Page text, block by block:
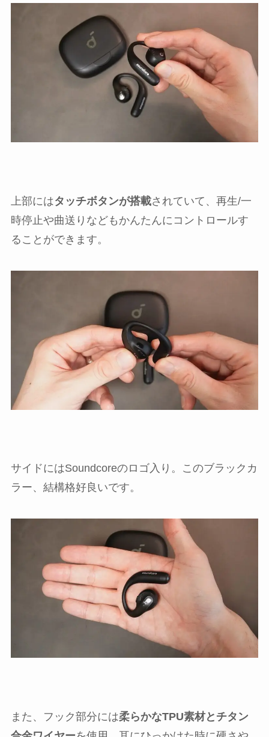
上部にはタッチボタンが搭載されていて、再生/一
時停止や曲送りなどもかんたんにコントロールす
ることができます。
サイドにはSoundcoreのロゴ入り。このブラックカ
ラー、結構格好良いです。
また、フック部分には柔らかなTPU素材とチタン